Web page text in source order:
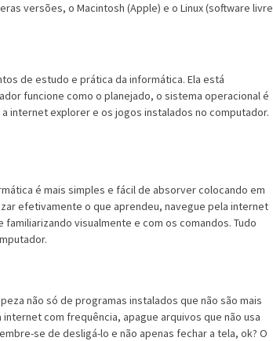
versões, o Macintosh (Apple) e o Linux (software livre
de estudo e prática da informática. Ela está
funcione como o planejado, o sistema operacional é
internet explorer e os jogos instalados no computador.
é mais simples e fácil de absorver colocando em
efetivamente o que aprendeu, navegue pela internet
visualmente e com os comandos. Tudo
não só de programas instalados que não são mais
com frequência, apague arquivos que não usa
se de desligá-lo e não apenas fechar a tela, ok? O